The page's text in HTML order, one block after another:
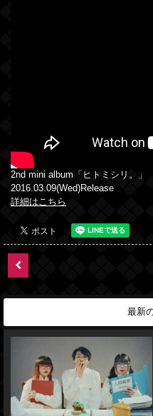
2nd mini album「ヒトミシリ。」
2016.03.09(Wed)Release
詳細はこちら
最新